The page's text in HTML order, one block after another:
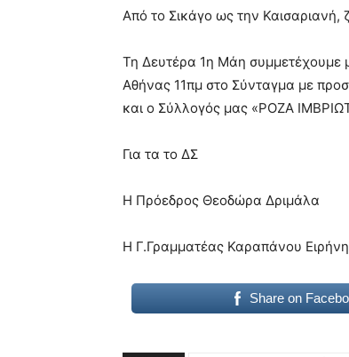
Από το Σικάγο ως την
Τη Δευτέρα 1η Μάη συμμετέχουμε
Αθήνας 11πμ στο Σύνταγμα με
και ο Σύλλογός μας «ΡΟΖΑ
Για τα το ΔΣ
Η Πρόεδρος Θεοδώρα Δριμάλα
Η Γ.Γραμματέας Καραπάνου Ειρήνη
Share on